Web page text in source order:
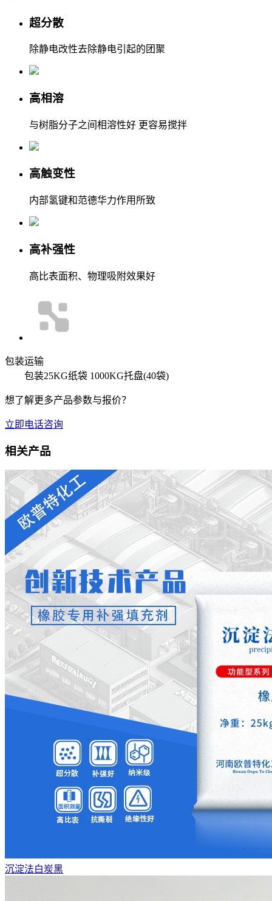
超分散
除静电改性去除静电引起的团聚
高相溶
与树脂分子之间相溶性好 更容易搅拌
高触变性
内部氢键和范德华力作用所致
高补强性
高比表面积、物理吸附效果好
包装运输
包装25KG纸袋 1000KG托盘(40袋)
想了解更多产品参数与报价？
立即电话咨询
相关产品
沉淀法白炭黑